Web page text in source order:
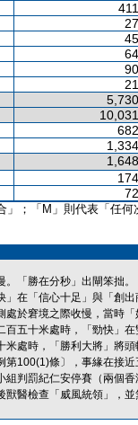
」；「M」則代表「任何
「勝在分秒」出閘笨拙
在「信心十足」與「創
於窘境之際收慢，當時
百五十米處時，「勁快」
處時，「勝利大將」將
第100(1)條〕，事緣在接
判罰紀仁安停賽（兩個
醫檢查「威風統領」，